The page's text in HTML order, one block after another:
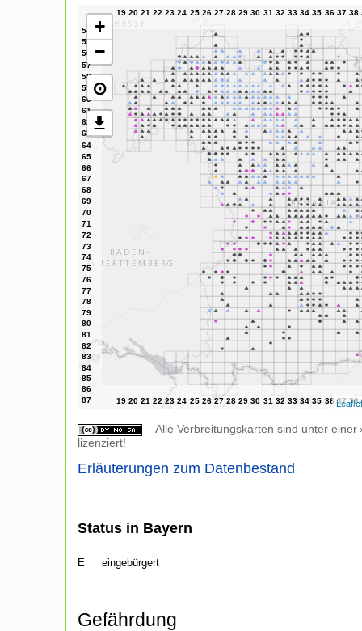
+
−
⊙
Leaflet
Alle Verbreitungskarten sind unter einer
lizenziert!
Erläuterungen zum Datenbestand
Status in Bayern
E eingebürgert
Gefährdung